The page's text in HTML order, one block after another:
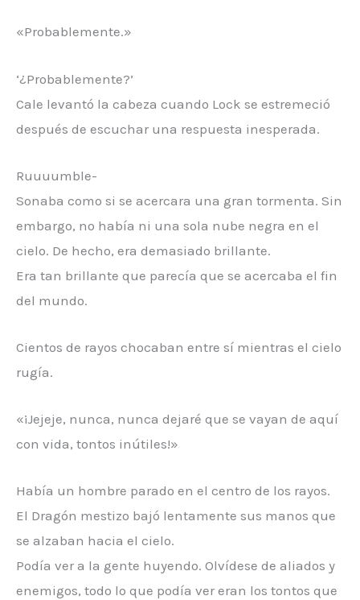
«Probablemente.»
‘¿Probablemente?’
Cale levantó la cabeza cuando Lock se estremeció
después de escuchar una respuesta inesperada.
Ruuuumble-
Sonaba como si se acercara una gran tormenta. Sin
embargo, no había ni una sola nube negra en el
cielo. De hecho, era demasiado brillante.
Era tan brillante que parecía que se acercaba el fin
del mundo.
Cientos de rayos chocaban entre sí mientras el cielo
rugía.
«¡Jejeje, nunca, nunca dejaré que se vayan de aquí
con vida, tontos inútiles!»
Había un hombre parado en el centro de los rayos.
El Dragón mestizo bajó lentamente sus manos que
se alzaban hacia el cielo.
Podía ver a la gente huyendo. Olvídese de aliados y
enemigos, todo lo que podía ver eran los tontos que